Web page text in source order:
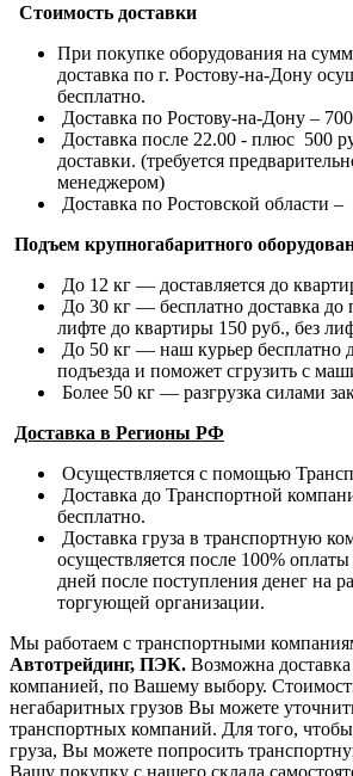
Стоимость доставки
При покупке оборудования на
доставка по г. Ростову-на-Дону
бесплатно.
Доставка по Ростову-на-Дону –
Доставка после 22.00 - плюс 500
доставки. (требуется
менеджером)
Доставка по Ростовской области
Подъем крупногабаритного
До 12 кг — доставляется до
До 30 кг — бесплатно доставка до
лифте до квартиры 150 руб., без
До 50 кг — наш курьер бесплатно
подъезда и поможет сгрузить с
Более 50 кг — разгрузка силами
Доставка в Регионы РФ
Осуществляется с помощью
Доставка до Транспортной
бесплатно.
Доставка груза в транспортную
осуществляется после 100%
дней после поступления денег на
торгующей организации.
Мы работаем с транспортными
Автотрейдинг, ПЭК. Возможна
компанией, по Вашему выбору.
негабаритных грузов Вы можете
транспортных компаний. Для того,
груза, Вы можете попросить
Вашу покупку с нашего склада